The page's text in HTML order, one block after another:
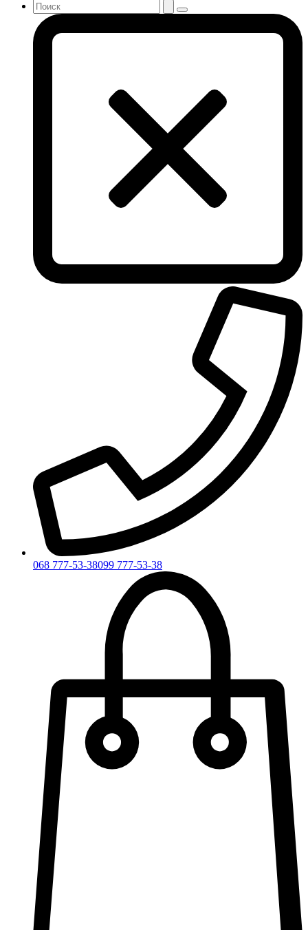
068 777-53-38099 777-53-38